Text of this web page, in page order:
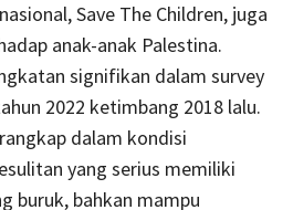
Save The Children, juga
anak-anak Palestina.
signifikan dalam survey
2022 ketimbang 2018 lalu.
dalam kondisi
yang serius memiliki
buruk, bahkan mampu